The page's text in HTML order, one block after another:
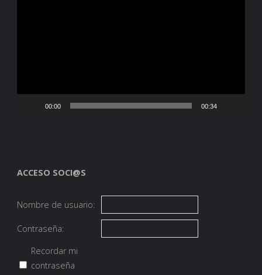
00:00 00:34
ACCESO SOCI@S
Nombre de usuario:
Contraseña:
Recordar mi
contraseña